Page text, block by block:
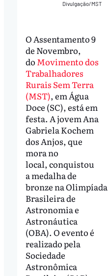
Divulgação/MST
O Assentamento 9
de Novembro,
do Movimento dos
Trabalhadores
Rurais Sem Terra
(MST), em Água
Doce (SC), está em
festa. A jovem Ana
Gabriela Kochem
dos Anjos, que
mora no
local, conquistou
a medalha de
bronze na Olimpíada
Brasileira de
Astronomia e
Astronáutica
(OBA). O evento é
realizado pela
Sociedade
Astronômica